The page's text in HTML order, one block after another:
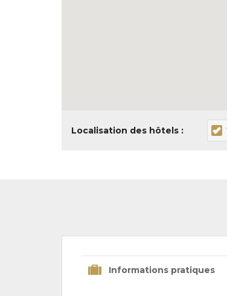
Localisation des hôtels :
Informations pratiques